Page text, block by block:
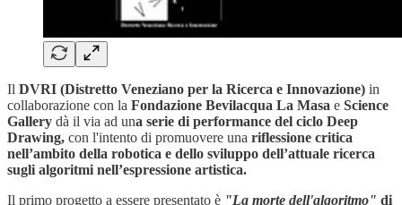
Il DVRI (Distretto Veneziano per la Ricerca e Innovazione) in
collaborazione con la Fondazione Bevilacqua La Masa e Science
Gallery dà il via ad una serie di performance del ciclo Deep
Drawing, con l'intento di promuovere una riflessione critica
nell’ambito della robotica e dello sviluppo dell’attuale ricerca
sugli algoritmi nell’espressione artistica.
Il primo progetto a essere presentato è "La morte dell'algoritmo" di